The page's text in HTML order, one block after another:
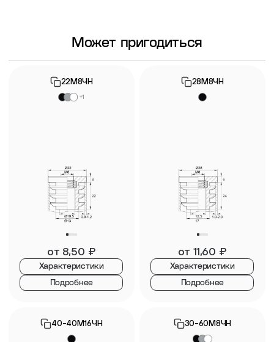
Может пригодиться
22М8ЧН
+1
от 8,50 ₽
Характеристики
Подробнее
28М8ЧН
от 11,60 ₽
Характеристики
Подробнее
40-40М16ЧН 30-60М8ЧН